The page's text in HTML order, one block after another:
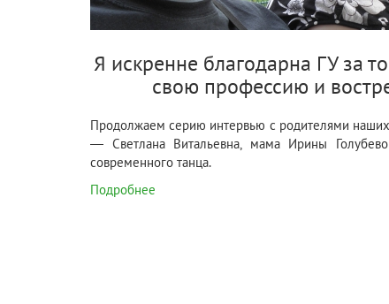
Я искренне благодарна ГУ за
свою профессию и
Продолжаем серию интервью с родителями наших
— Светлана Витальевна, мама Ирины
современного танца.
Подробнее